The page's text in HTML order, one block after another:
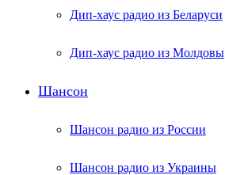
Дип-хаус радио из Беларуси
Дип-хаус радио из Молдовы
Шансон
Шансон радио из России
Шансон радио из Украины